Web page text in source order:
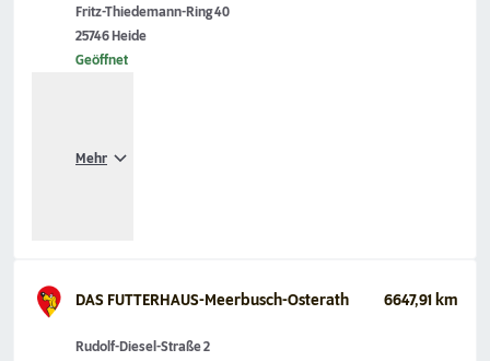
Fritz-Thiedemann-Ring 40
25746 Heide
Geöffnet
Mehr
DAS FUTTERHAUS-Meerbusch-Osterath 6647,91 km
Rudolf-Diesel-Straße 2